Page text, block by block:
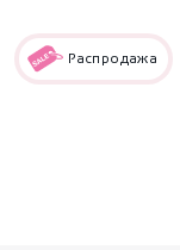
Распродажа